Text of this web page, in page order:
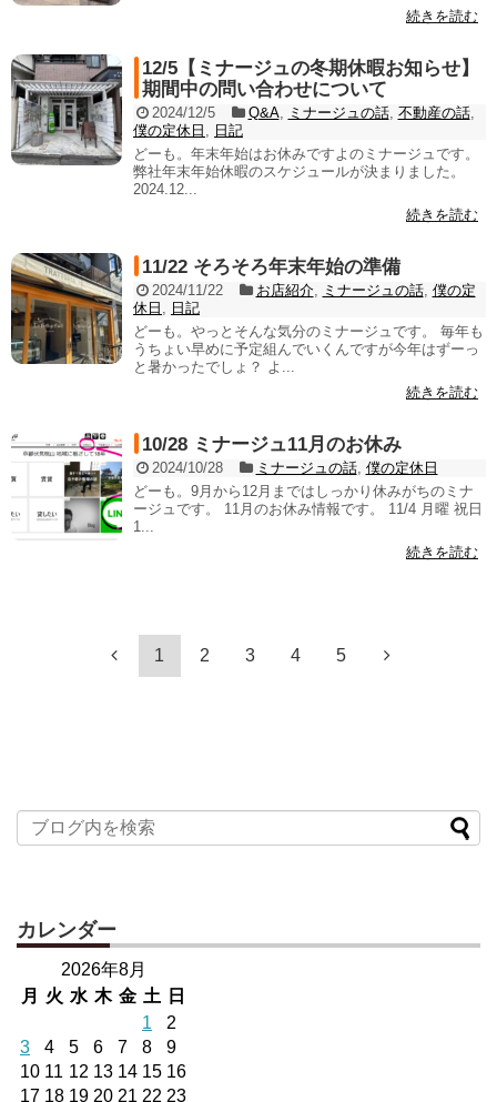
続きを読む
12/5【ミナージュの冬期休暇お知らせ】
期間中の問い合わせについて
2024/12/5 Q&A, ミナージュの話, 不動産の話,
僕の定休日
日記
どーも。年末年始はお休みですよのミナージュです。
弊社年末年始休暇のスケジュールが決まりました。
2024.12...
続きを読む
11/22 そろそろ年末年始の準備
2024/11/22 お店紹介, ミナージュの話, 僕の定
休日
日記
どーも。やっとそんな気分のミナージュです。 毎年も
うちょい早めに予定組んでいくんですが今年はずーっ
と暑かったでしょ？ よ...
続きを読む
10/28 ミナージュ11月のお休み
2024/10/28 ミナージュの話, 僕の定休日
どーも。9月から12月まではしっかり休みがちのミナ
ージュです。 11月のお休み情報です。 11/4 月曜 祝日
1...
続きを読む
1 2 3 4 5
カレンダー
2026年8月
月
火 水 木 金 土
日
1
2
3
4 5 6 7 8
9
10 11 12 13 14 15 16
17 18 19 20 21 22 23